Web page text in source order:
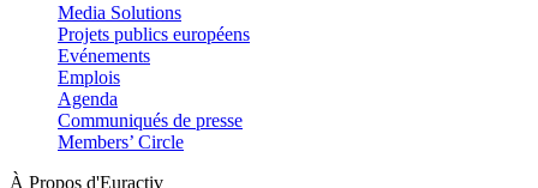
Media Solutions
Projets publics européens
Evénements
Emplois
Agenda
Communiqués de presse
Members’ Circle
À Propos d'Euractiv